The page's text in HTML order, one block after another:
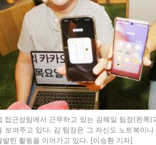
접근성팀에서 근무하고 있는 김혜일 팀장(왼쪽
보여주고 있다. 김 팀장은 그 자신도 노트북이
발한 활동을 이어가고 있다. [이승환 기자]